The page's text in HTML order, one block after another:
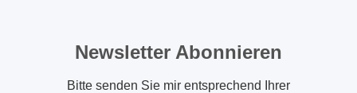
Newsletter Abonnieren
Bitte senden Sie mir entsprechend Ihrer